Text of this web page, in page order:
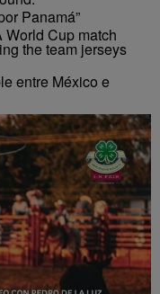
Panamá”
entre México e